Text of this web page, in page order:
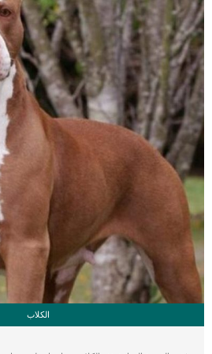
ساعتين.اعتمادا على حالة كلبك سيتم تكرار
علاج الكلب. اقرأ ايضا: الاستئصال الجزئى
الكلاب